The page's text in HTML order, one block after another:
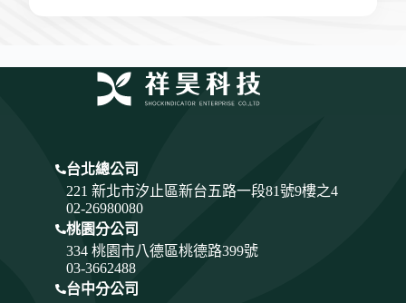
台北總公司
221 新北市汐止區新台五路一段81號9樓之4
02-26980080
桃園分公司
334 桃園市八德區桃德路399號
03-3662488
台中分公司